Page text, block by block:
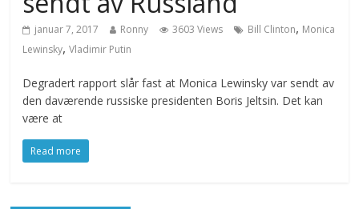
januar 7, 2017 Ronny 3603 Views Bill Clinton, Monica
Lewinsky,Vladimir Putin
Degradert rapport slår fast at Monica Lewinsky var sendt av
den daværende russiske presidenten Boris Jeltsin. Det kan
være at
Read more